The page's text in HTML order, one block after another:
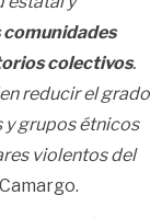
colectivos.
reducir el grado
y grupos étnicos
violentos del